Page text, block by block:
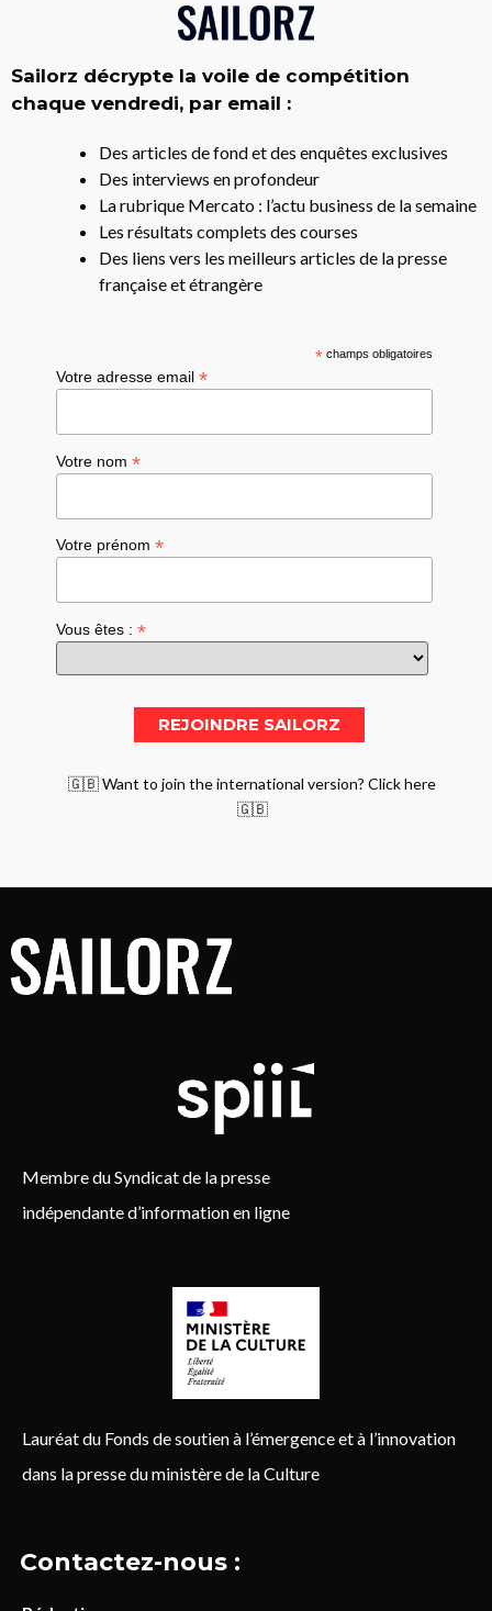
Sailorz décrypte la voile de compétition
chaque vendredi, par email :
Des articles de fond et des enquêtes exclusives
Des interviews en profondeur
La rubrique Mercato : l’actu business de la semaine
Les résultats complets des courses
Des liens vers les meilleurs articles de la presse
française et étrangère
*champs obligatoires
Votre adresse email*
Votre nom*
Votre prénom*
Vous êtes :*
🇬🇧 Want to join the international version? Click here
🇬🇧
Membre du Syndicat de la presse
indépendante d’information en ligne
Lauréat du Fonds de soutien à l’émergence et à l’innovation
dans la presse du ministère de la Culture
Contactez-nous :